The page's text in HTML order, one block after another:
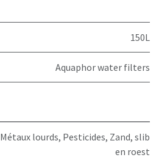
150L
Aquaphor water filters
Métaux lourds, Pesticides, Zand, slib
en roest